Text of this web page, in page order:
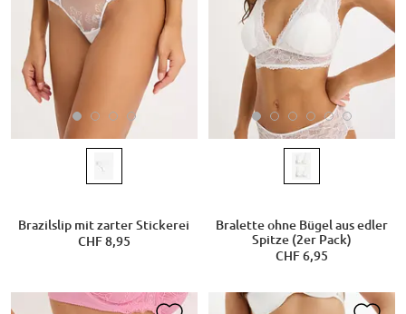
Brazilslip mit zarter Stickerei
CHF 8,95
Bralette ohne Bügel aus edler
Spitze (2er Pack)
CHF 6,95